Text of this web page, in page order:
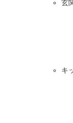
玄
キ